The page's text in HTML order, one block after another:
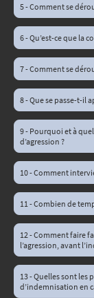
5 - Comment se
6 - Qu’est-ce que la
7 - Comment se
8 - Que se passe-t-il
9 - Pourquoi et à
d’agression ?
10 - Comment
11 - Combien de
12 - Comment faire
l’agression, avant
13 - Quelles sont les
d’indemnisation en